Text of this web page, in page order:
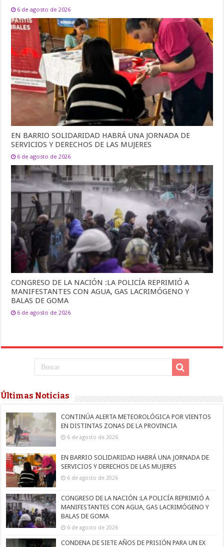
6 de agosto de 2026
EN BARRIO SOLIDARIDAD HABRÁ UNA JORNADA DE
SERVICIOS Y DERECHOS DE LAS MUJERES
6 de agosto de 2026
CONGRESO DE LA NACIÓN :LA POLICÍA REPRIMIÓ A
MANIFESTANTES CON AGUA, GAS LACRIMÓGENO Y
BALAS DE GOMA
6 de agosto de 2026
Últimas Noticias
CONTINÚA ALERTA METEOROLÓGICA POR VIENTOS
EN DISTINTAS ZONAS DE LA PROVINCIA
6 de agosto de 2026
EN BARRIO SOLIDARIDAD HABRÁ UNA JORNADA DE
SERVICIOS Y DERECHOS DE LAS MUJERES
6 de agosto de 2026
CONGRESO DE LA NACIÓN :LA POLICÍA REPRIMIÓ A
MANIFESTANTES CON AGUA, GAS LACRIMÓGENO Y
BALAS DE GOMA
6 de agosto de 2026
CONDENA DE SIETE AÑOS DE PRISIÓN PARA UN EX